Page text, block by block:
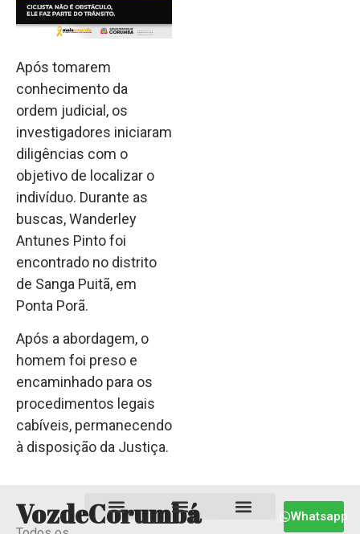
Após tomarem
conhecimento da
ordem judicial, os
investigadores iniciaram
diligências com o
objetivo de localizar o
indivíduo. Durante as
buscas, Wanderley
Antunes Pinto foi
encontrado no distrito
de Sanga Puitã, em
Ponta Porã.
Após a abordagem, o
homem foi preso e
encaminhado para os
procedimentos legais
cabíveis, permanecendo
à disposição da Justiça.
VozdeCorumbá Whatsapp